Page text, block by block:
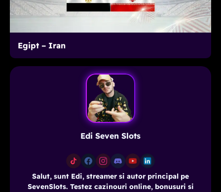
Egipt – Iran
Edi Seven Slots
Salut, sunt Edi, streamer si autor principal pe
SevenSlots. Testez cazinouri online, bonusuri si